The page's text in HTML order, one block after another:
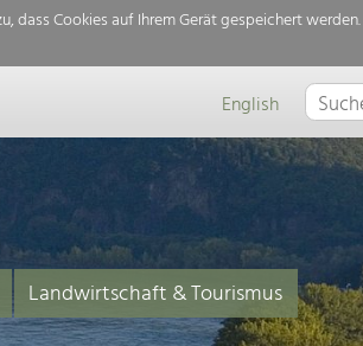
dass Cookies auf Ihrem Gerät gespeichert werden.
English
Landwirtschaft & Tourismus